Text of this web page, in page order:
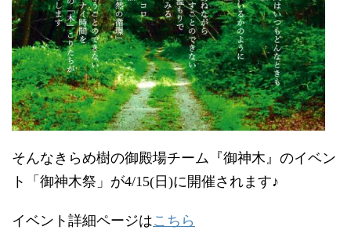
そんなきらめ樹の御殿場チーム『御神木』のイベン
ト「御神木祭」が4/15(日)に開催されます♪
イベント詳細ページはこちら